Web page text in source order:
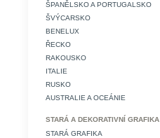
ŠPANĚLSKO A PORTUGALSKO
ŠVÝCARSKO
BENELUX
ŘECKO
RAKOUSKO
ITALIE
RUSKO
AUSTRALIE A OCEÁNIE
STARÁ A DEKORATIVNÍ GRAFIKA
STARÁ GRAFIKA